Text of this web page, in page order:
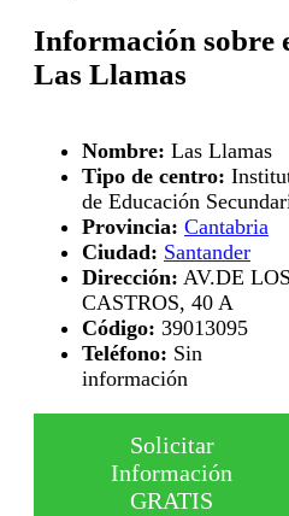
Información sobre
Las Llamas
Nombre: Las Llamas
Tipo de centro:
de Educación
Provincia: Cantabria
Ciudad: Santander
Dirección: AV.DE LOS
CASTROS, 40 A
Código: 39013095
Teléfono: Sin
información
Solicitar
Información
GRATIS